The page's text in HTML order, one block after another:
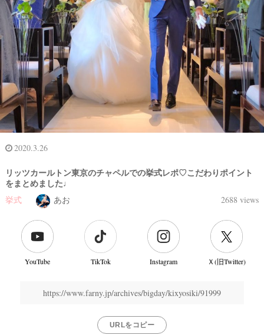
2020.3.26
リッツカールトン東京のチャペルでの挙式レポ♡こだわりポイント
をまとめました♩
挙式 あお 2688 views
YouTube TikTok Instagram Ｘ(旧Twitter)
https://www.farny.jp/archives/bigday/kixyosiki/91999
URLをコピー